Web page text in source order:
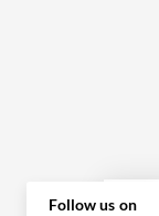
Follow us on